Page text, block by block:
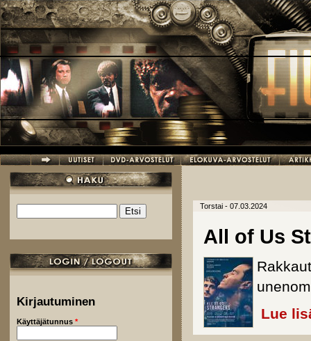
Hyppää pääsisältöön
Hakulomake
Kirjautuminen
Käyttäjätunnus *
Torstai - 07.03.2024
All of Us
Lue